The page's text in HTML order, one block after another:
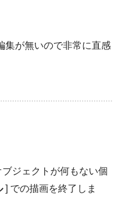
集が無いので非常に直感
ジェクトが何もない個
] での描画を終了しま